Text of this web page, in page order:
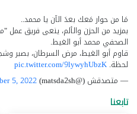
مَا من حوار مَعك بعدَ الآن يا محمد..
بمزيد من الحزن والألم، ينعى فريق
الصحفي محمد أبو الغيط.
قاوم أبو الغيط، مرض السرطان، بصبر
لحظة. pic.twitter.com/9lywyhUbzK
— متصدقش (@matsda2sh)
5, 2022
تابعنا